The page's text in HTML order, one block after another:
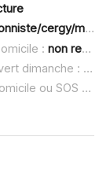
micallef-christelle
: non renseigné
Médecin Dr Micallef - Franck Christelle ouvert dimanche :
non
Dr Micallef - Franck Christelle urgence à domicile ou SOS médecin :